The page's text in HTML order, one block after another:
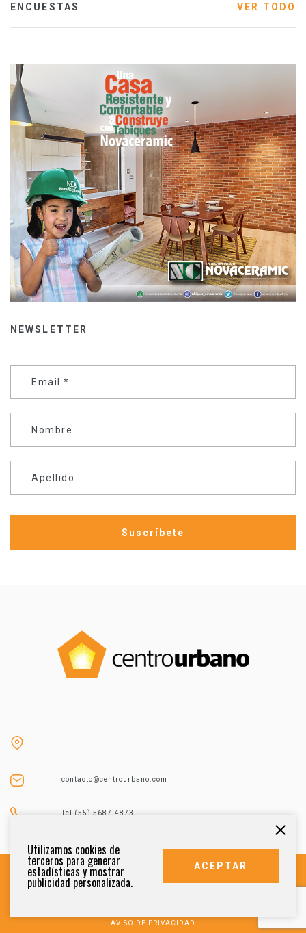
ENCUESTAS VER TODO
NEWSLETTER
Email *
Nombre
Apellido
contacto@centrourbano.com
Tel (55) 5687-4873
AVISO DE PRIVACIDAD
Utilizamos cookies de
terceros para generar
estadísticas y mostrar
publicidad personalizada.
ACEPTAR